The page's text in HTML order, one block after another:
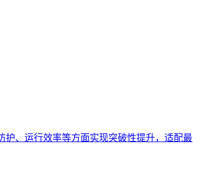
护、运行效率等方面实现突破性提升，适配最